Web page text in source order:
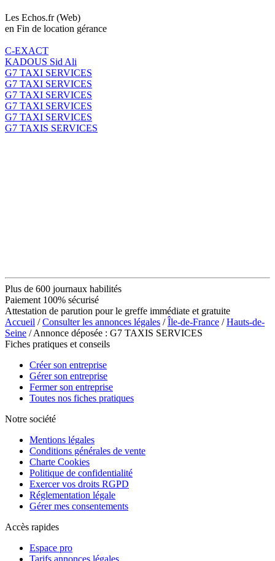
Les Echos.fr (Web)
en Fin de location gérance
C-EXACT
KADOUS Sid Ali
G7 TAXI SERVICES
G7 TAXI SERVICES
G7 TAXI SERVICES
G7 TAXI SERVICES
G7 TAXI SERVICES
G7 TAXIS SERVICES
Plus de 600 journaux habilités
Paiement 100% sécurisé
Attestation de parution pour le greffe immédiate et gratuite
Accueil /Consulter les annonces légales /Île-de-France /Hauts-de-
Seine / Annonce déposée : G7 TAXIS SERVICES
Fiches pratiques et conseils
Créer son entreprise
Gérer son entreprise
Fermer son entreprise
Toutes nos fiches pratiques
Notre société
Mentions légales
Conditions générales de vente
Charte Cookies
Politique de confidentialité
Exercer vos droits RGPD
Réglementation légale
Gérer mes consentements
Accès rapides
Espace pro
Tarifs annonces légales